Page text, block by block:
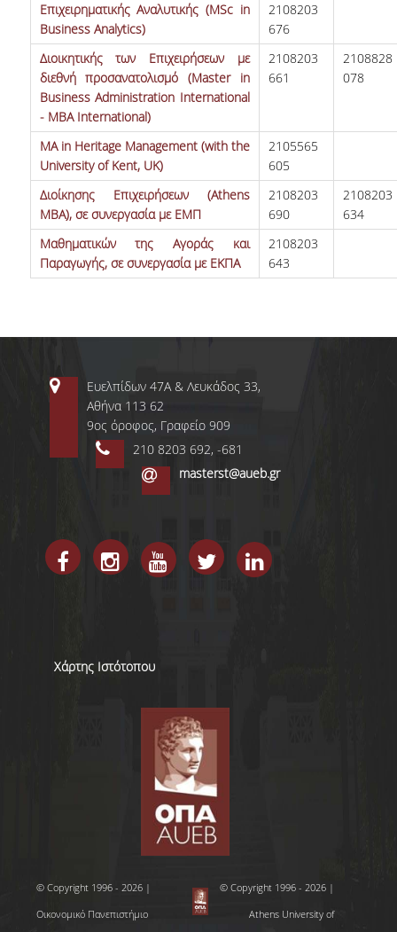
Επιχειρηματικής Αναλυτικής (MSc in
Business Analytics)
2108203
676
Διοικητικής των Επιχειρήσεων με
διεθνή προσανατολισμό (Master in
Business Administration International
- MBA International)
2108203
661
2108828
078
MA in Heritage Management (with the
University of Kent, UK)
2105565
605
Διοίκησης Επιχειρήσεων (Athens
MBA), σε συνεργασία με ΕΜΠ
2108203
690
2108203
634
Μαθηματικών της Αγοράς και
Παραγωγής, σε συνεργασία με ΕΚΠΑ
2108203
643
Ευελπίδων 47Α & Λευκάδος 33,
Αθήνα 113 62
9ος όροφος, Γραφείο 909
210 8203 692, -681
masterst@aueb.gr
Χάρτης Ιστότοπου
© Copyright 1996 - 2026 |
Οικονομικό Πανεπιστήμιο
© Copyright 1996 - 2026 |
Athens University of